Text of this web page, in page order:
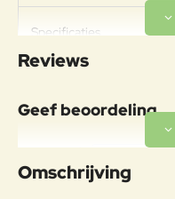
Specificaties
Reviews
Geef beoordeling
Uw naam:
Omschrijving